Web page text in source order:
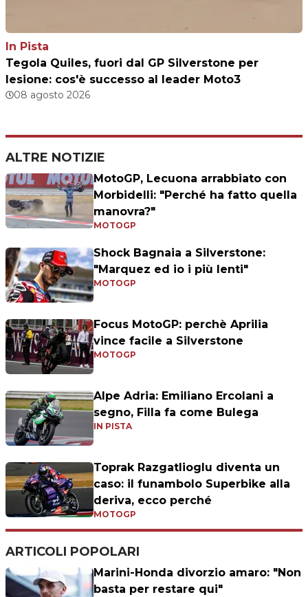
In Pista
Tegola Quiles, fuori dal GP Silverstone per
lesione: cos'è successo al leader Moto3
08 agosto 2026
ALTRE NOTIZIE
MotoGP, Lecuona arrabbiato con
Morbidelli: "Perché ha fatto quella
manovra?"
MOTOGP
Shock Bagnaia a Silverstone:
"Marquez ed io i più lenti"
MOTOGP
Focus MotoGP: perchè Aprilia
vince facile a Silverstone
MOTOGP
Alpe Adria: Emiliano Ercolani a
segno, Filla fa come Bulega
IN PISTA
Toprak Razgatlioglu diventa un
caso: il funambolo Superbike alla
deriva, ecco perché
MOTOGP
ARTICOLI POPOLARI
Marini-Honda divorzio amaro: "Non
basta per restare qui"